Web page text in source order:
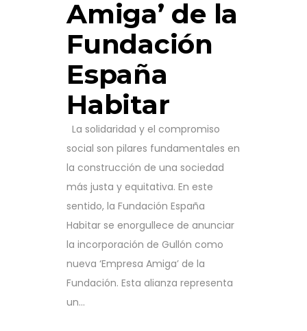
Amiga’ de la
Fundación
España
Habitar
La solidaridad y el compromiso
social son pilares fundamentales en
la construcción de una sociedad
más justa y equitativa. En este
sentido, la Fundación España
Habitar se enorgullece de anunciar
la incorporación de Gullón como
nueva ‘Empresa Amiga’ de la
Fundación. Esta alianza representa
un...